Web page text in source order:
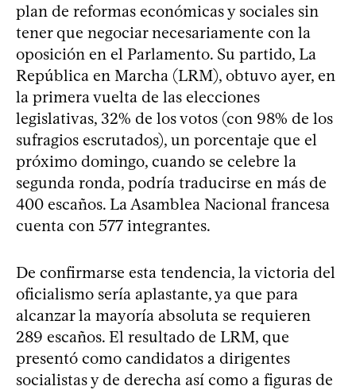
plan de reformas económicas y sociales sin
tener que negociar necesariamente con la
oposición en el Parlamento. Su partido, La
República en Marcha (LRM), obtuvo ayer, en
la primera vuelta de las elecciones
legislativas, 32% de los votos (con 98% de los
sufragios escrutados), un porcentaje que el
próximo domingo, cuando se celebre la
segunda ronda, podría traducirse en más de
400 escaños. La Asamblea Nacional francesa
cuenta con 577 integrantes.
De confirmarse esta tendencia, la victoria del
oficialismo sería aplastante, ya que para
alcanzar la mayoría absoluta se requieren
289 escaños. El resultado de LRM, que
presentó como candidatos a dirigentes
socialistas y de derecha así como a figuras de